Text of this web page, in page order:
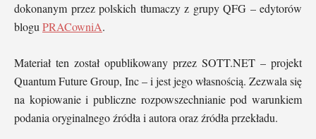
dokonanym przez polskich tłumaczy z grupy QFG – edytorów
blogu PRACowniA.
Materiał ten został opublikowany przez SOTT.NET – projekt
Quantum Future Group, Inc – i jest jego własnością. Zezwala się
na kopiowanie i publiczne rozpowszechnianie pod warunkiem
podania oryginalnego źródła i autora oraz źródła przekładu.